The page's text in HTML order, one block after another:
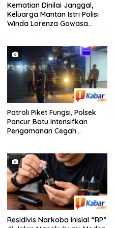
Kematian Dinilai Janggal,
Keluarga Mantan Istri Polisi
Winda Lorenza Gowasa
Patroli Piket Fungsi, Polsek
Pancur Batu Intensifkan
Pengamanan Cegah
Residivis Narkoba Inisial “RP”